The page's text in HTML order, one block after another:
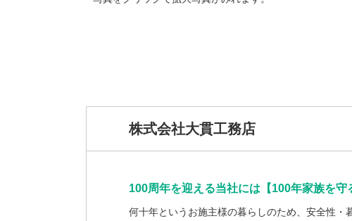
株式会社大貫工務店
100周年を迎える当社には【100年家族を
何十年というお施主様の暮らしのため、安全性・